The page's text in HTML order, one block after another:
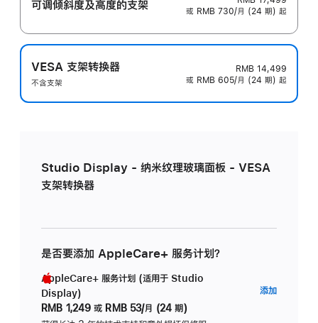
可调倾斜度及高‍度的支‍架
或 RMB 730/月 (24 期) 起
VESA 支架转换器
不含支架
RMB 14,499
或 RMB 605/月 (24 期) 起
Studio Display - 纳米纹理玻璃面板 - VESA
支架转换器
是否要添加 AppleCare+ 服务计划？
AppleCare+ 服务计划 (适用于 Studio
Display)
RMB 1,249 或 RMB 53/月 (24 期)
添加